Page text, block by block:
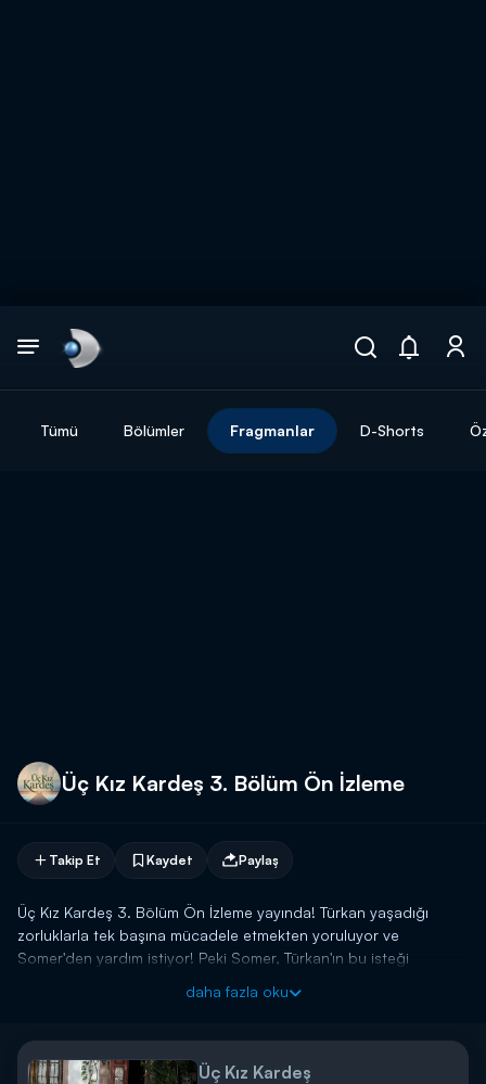
Tümü Bölümler Fragmanlar D-Shorts
Üç Kız Kardeş 3. Bölüm Ön İzleme
Takip Et Kaydet Paylaş
Üç Kız Kardeş 3. Bölüm Ön İzleme yayında! Türkan yaşadığı
zorluklarla tek başına mücadele etmekten yoruluyor ve
Somer'den yardım istiyor! Peki Somer, Türkan'ın bu isteği
20.00’de Kanal D’de…
daha fazla oku
Üç Kız Kardeş